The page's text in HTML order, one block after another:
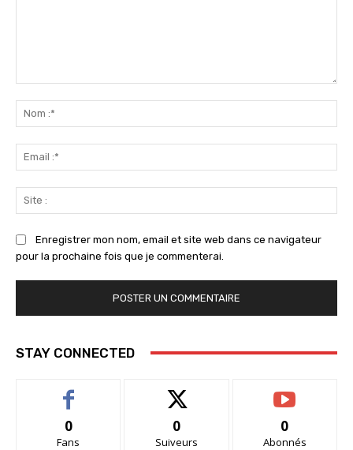
:*
:*
:
Enregistrer mon nom, email et site web dans ce navigateur
pour la prochaine fois que je commenterai.
STAY CONNECTED
0
Fans
0
Suiveurs
0
Abonnés